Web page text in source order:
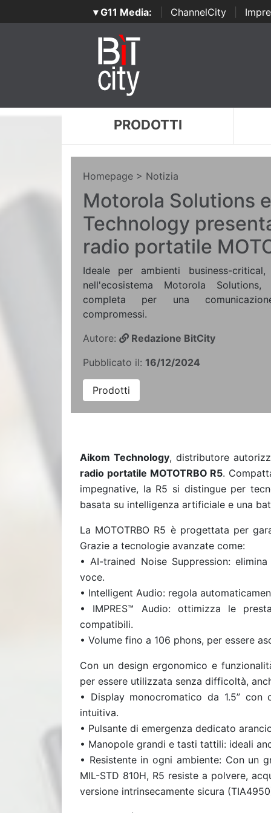
▾ G11 Media: ChannelCity
PRODOTTI
Homepage > Notizia
Motorola Solutions
Technology
radio portatile
Ideale per ambienti business-
nell'ecosistema Motorola
completa per una
compromessi.
Autore:
Redazione BitCity
Pubblicato il: 16/12/2024
Prodotti
Aikom Technology, distributore
radio portatile MOTOTRBO R5.
impegnative, la R5 si distingue per
basata su intelligenza artificiale e una
La MOTOTRBO R5 è progettata per
Grazie a tecnologie avanzate come:
• AI-trained Noise Suppression:
voce.
• Intelligent Audio: regola
• IMPRES™ Audio: ottimizza le
compatibili.
• Volume fino a 106 phons, per essere
Con un design ergonomico e
per essere utilizzata senza difficoltà,
• Display monocromatico da 1.5”
intuitiva.
• Pulsante di emergenza dedicato
• Manopole grandi e tasti tattili: ideali
• Resistente in ogni ambiente: Con un
MIL-STD 810H, R5 resiste a polvere,
versione intrinsecamente sicura